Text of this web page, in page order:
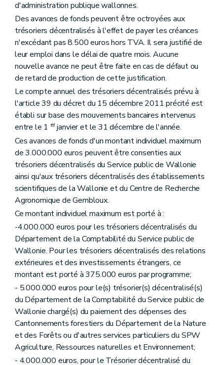
Art. 88
Art. 89
Art. 90
Art. 91
Art. 92
Art. 93
Art. 94
Art. 95
Art. 96
Art. 97
Art. 98
Art. 99
Art. 100
Art. 101
Art. 102
Art. 103
Art. 104
Art. 105
Art. 106
Art. 107
Art. 108
Art. 109
Art. 110
Chapitre II Autorisations
Art. 111
Art. 112
Art. 113
Art. 114
Art. 115
Art. 116
Chapitre III Garanties régionales
Art. 117
Art. 118
Art. 119
Art. 120
Art. 121
Art. 122
Art. 123
d'administration publique wallonnes.
Des avances de fonds peuvent être octroyées aux
trésoriers décentralisés à l'effet de payer les créances
n'excédant pas 8.500 euros hors TVA. Il sera justifié de
leur emploi dans le délai de quatre mois. Aucune
nouvelle avance ne peut être faite en cas de défaut ou
de retard de production de cette justification.
Le compte annuel des trésoriers décentralisés prévu à
l'article 39 du décret du 15 décembre 2011 précité est
établi sur base des mouvements bancaires intervenus
entre le 1 erjanvier et le 31 décembre de l'année.
Ces avances de fonds d'un montant individuel maximum
de 3.000.000 euros peuvent être consenties aux
trésoriers décentralisés du Service public de Wallonie
ainsi qu'aux trésoriers décentralisés des établissements
scientifiques de la Wallonie et du Centre de Recherche
Agronomique de Gembloux.
Ce montant individuel maximum est porté à :
-4.000.000 euros pour les trésoriers décentralisés du
Département de la Comptabilité du Service public de
Wallonie. Pour les trésoriers décentralisés des relations
extérieures et des investissements étrangers, ce
montant est porté à 375.000 euros par programme;
- 5.000.000 euros pour le(s) trésorier(s) décentralisé(s)
du Département de la Comptabilité du Service public de
Wallonie chargé(s) du paiement des dépenses des
Cantonnements forestiers du Département de la Nature
et des Forêts ou d'autres services particuliers du SPW
Agriculture, Ressources naturelles et Environnement;
- 4.000.000 euros, pour le Trésorier décentralisé du